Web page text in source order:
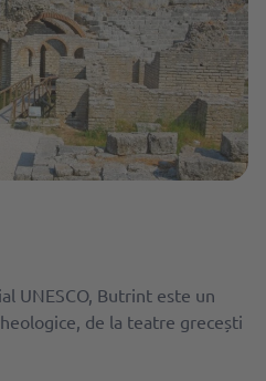
UNESCO, Butrint este un
de la teatre grecești